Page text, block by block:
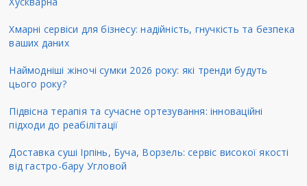
Хмарні сервіси для бізнесу: надійність, гнучкість та безпека
ваших даних
Наймодніші жіночі сумки 2026 року: які тренди будуть
цього року?
Підвісна терапія та сучасне ортезування: інноваційні
підходи до реабілітації
Доставка суші Ірпінь, Буча, Ворзель: сервіс високої якості
від гастро-бару Угловой